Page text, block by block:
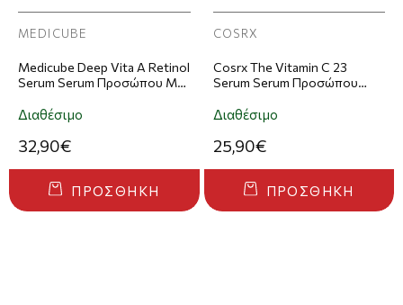
MEDICUBE
Medicube Deep Vita A Retinol
Serum Serum Προσώπου Με
Διαθέσιμο
32,90€
ΠΡΟΣΘΉΚΗ
COSRX
Cosrx The Vitamin C 23
Serum Serum Προσώπου
Διαθέσιμο
25,90€
ΠΡΟΣΘΉΚΗ